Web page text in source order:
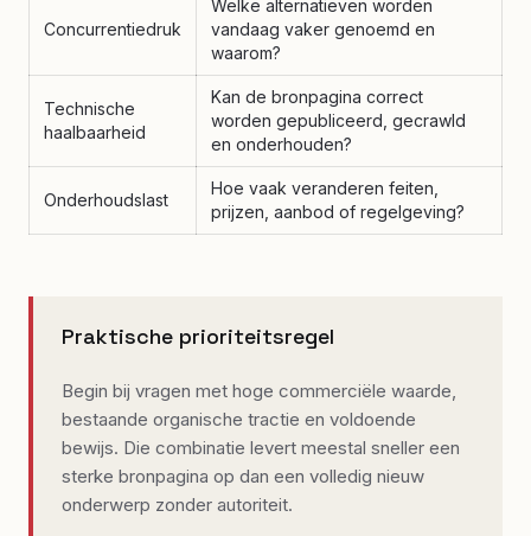
Concurrentiedruk
Welke alternatieven worden
vandaag vaker genoemd en
waarom?
Technische
haalbaarheid
Kan de bronpagina correct
worden gepubliceerd, gecrawld
en onderhouden?
Onderhoudslast
Hoe vaak veranderen feiten,
prijzen, aanbod of regelgeving?
Praktische prioriteitsregel
Begin bij vragen met hoge commerciële waarde,
bestaande organische tractie en voldoende
bewijs. Die combinatie levert meestal sneller een
sterke bronpagina op dan een volledig nieuw
onderwerp zonder autoriteit.